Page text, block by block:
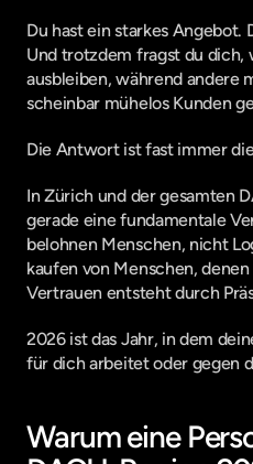
Du hast ein starkes Angebot.
Und trotzdem fragst du dich,
ausbleiben, während andere
scheinbar mühelos Kunden
Die Antwort ist fast immer
In Zürich und der gesamten
gerade eine fundamentale
belohnen Menschen, nicht
kaufen von Menschen,
Vertrauen entsteht durch
2026 ist das Jahr, in dem
für dich arbeitet oder gegen
Warum eine